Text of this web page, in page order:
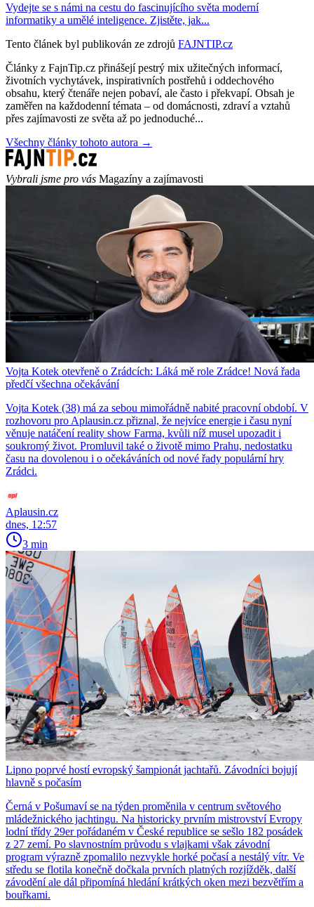
Vydejte se s námi na cestu do fascinujícího světa moderní
informatiky a umělé inteligence. Zjistěte, jak...
Tento článek byl publikován ze zdrojů FAJNTIP.cz
Články z FajnTip.cz přinášejí pestrý mix užitečných informací,
životních vychytávek, inspirativních postřehů i oddechového
obsahu, který čtenáře nejen pobaví, ale často i překvapí. Obsah je
zaměřen na každodenní témata – od domácnosti, zdraví a vztahů
přes zajímavosti ze světa až po jednoduché...
Všechny články tohoto autora →
Vybrali jsme pro vás Magazíny a zajímavosti
Vojta Kotek otevřeně o Zrádcích: Láká mě role Zrádce! Nová řada
předčí všechna očekávání
Vojta Kotek (38) má za sebou mimořádně nabité pracovní období. V
rozhovoru pro Aplausin.cz přiznal, že nejvíce energie i času nyní
věnuje natáčení reality show Farma, kvůli níž musel upozadit i
soukromý život. Promluvil také o životě mimo Prahu, nedostatku
času na dovolenou i o očekáváních od nové řady populární hry
Zrádci.
Aplausin.cz
dnes, 12:57
3 min
Lipno poprvé hostí evropský šampionát jachtařů. Závodníci bojují
hlavně s počasím
Černá v Pošumaví se na týden proměnila v centrum světového
mládežnického jachtingu. Na historicky prvním mistrovství Evropy
lodní třídy 29er pořádaném v České republice se sešlo 182 posádek
z 27 zemí. Po slavnostním průvodu s vlajkami však závodní
program výrazně zpomalilo nezvykle horké počasí a nestálý vítr. Ve
středu se flotila konečně dočkala prvních platných rozjížděk, další
závodění ale dál připomíná hledání krátkých oken mezi bezvětřím a
bouřkami.